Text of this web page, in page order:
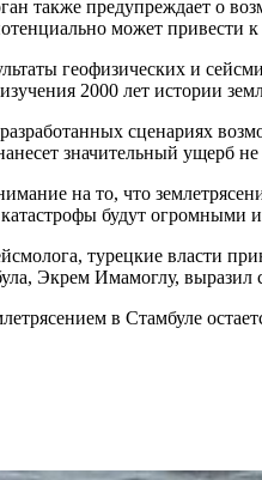
также предупреждает о
может привести
геофизических и
2000 лет истории
сценариях
значительный ущерб
на то, что
будут огромными
турецкие власти
Экрем Имамоглу, выразил
в Стамбуле